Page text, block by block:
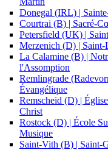
Donegal (IRL) |
Courtrai (B) | Sacré-
Petersfield (UK) |
Merzenich (D) | Saint-
La Calamine (B) |
l'Assomption
Remlingrade
Évangélique
Remscheid (D) |
Christ
Rostock (D) | École
Musique
Saint-Vith (B) | Saint-